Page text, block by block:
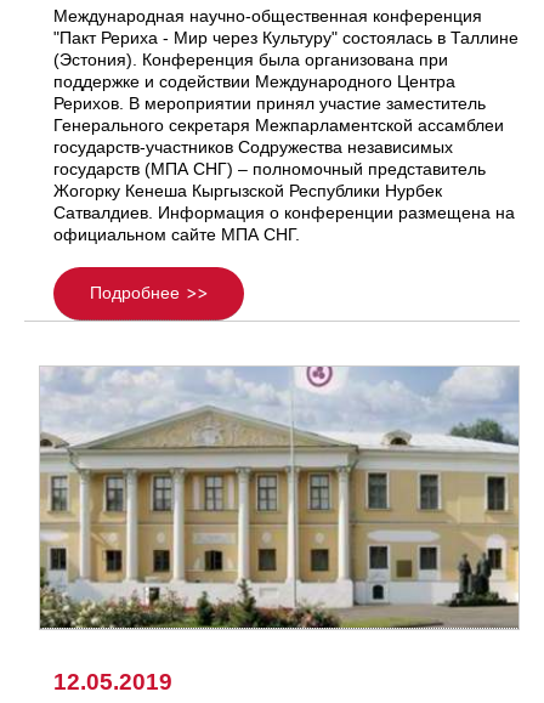
Международная научно-общественная конференция
"Пакт Рериха - Мир через Культуру" состоялась в Таллине
(Эстония). Конференция была организована при
поддержке и содействии Международного Центра
Рерихов. В мероприятии принял участие заместитель
Генерального секретаря Межпарламентской ассамблеи
государств-участников Содружества независимых
государств (МПА СНГ) – полномочный представитель
Жогорку Кенеша Кыргызской Республики Нурбек
Сатвалдиев. Информация о конференции размещена на
официальном сайте МПА СНГ.
Подробнее
12.05.2019